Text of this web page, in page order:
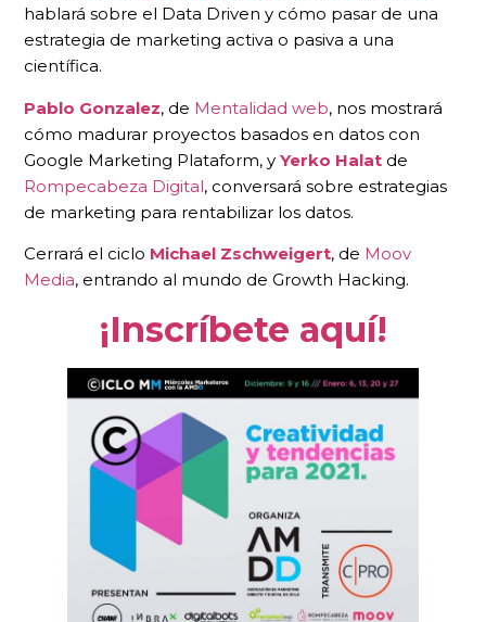
hablará sobre el Data Driven y cómo pasar de una
estrategia de marketing activa o pasiva a una
científica.
Pablo Gonzalez, de Mentalidad web, nos mostrará
cómo madurar proyectos basados en datos con
Google Marketing Plataform, y Yerko Halat de
Rompecabeza Digital, conversará sobre estrategias
de marketing para rentabilizar los datos.
Cerrará el ciclo Michael Zschweigert, de Moov
Media, entrando al mundo de Growth Hacking.
¡Inscríbete aquí!